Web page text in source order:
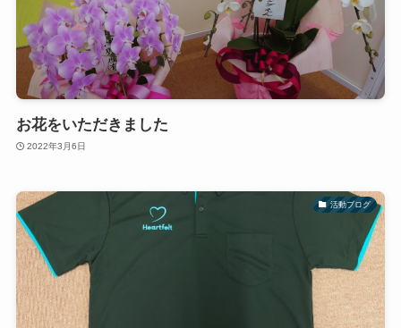
お花をいただきました
2022年3月6日
活動ブログ